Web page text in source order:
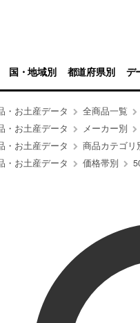
国・地域別 都道府県別 デ
・お土産データ 全商品一覧
・お土産データ メーカー別
・お土産データ 商品カテゴリ
・お土産データ 価格帯別